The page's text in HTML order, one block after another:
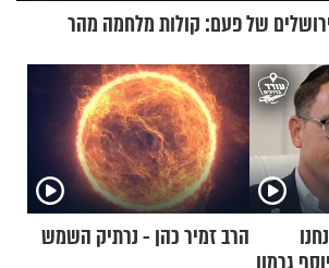
של פעם: קולות מלחמה מהר
הרב זמיר כהן - נרתיק השמש